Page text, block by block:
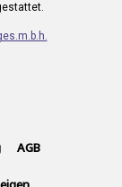
AGB